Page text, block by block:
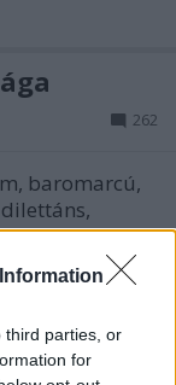
third parties, or
for
262
baromarcú,
...